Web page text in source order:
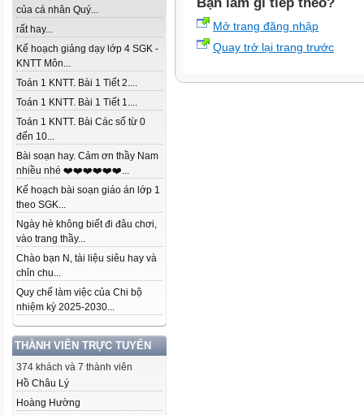
của cá nhân Quý...
rất hay...
Kế hoạch giảng dạy lớp 4 SGK -
KNTT Môn...
Toán 1 KNTT. Bài 1 Tiết 2....
Toán 1 KNTT. Bài 1 Tiết 1....
Toán 1 KNTT. Bài Các số từ 0
đến 10...
Bài soạn hay. Cảm ơn thầy Nam
nhiều nhé ❤️❤️❤️❤️❤️❤️...
Kế hoạch bài soạn giáo án lớp 1
theo SGK...
Ngày hè không biết đi đâu chơi,
vào trang thầy...
Chào bạn N, tài liệu siêu hay và
chỉn chu...
Quy chế làm việc của Chi bộ
nhiệm kỳ 2025-2030...
THÀNH VIÊN TRỰC TUYẾN
374 khách và 7 thành viên
Hồ Châu Lý
Hoàng Hường
Mở trang đăng nhập
Quay trở lại trang trước